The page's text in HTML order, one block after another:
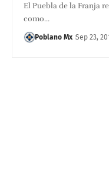
El Puebla de la Franja
como…
Poblano Mx Sep 23,